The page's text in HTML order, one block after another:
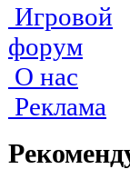
Игровой
форум
О нас
Реклама